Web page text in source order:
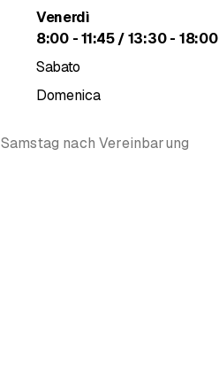
Venerdì
8:00 - fino a
11:45/ 13:30 - fino a
18:00
Sabato
Domenica
Samstag nach Vereinbarung